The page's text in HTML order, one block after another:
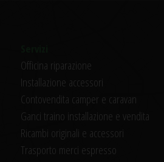
Officina riparazione
Installazione accessori
Contovendita camper e caravan
Ganci traino installazione e vendita
Ricambi originali e accessori
Trasporto merci espresso